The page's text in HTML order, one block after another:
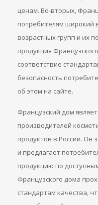
ценам. Во-вторых,
потребителям широкий
возрастных групп и их
продукция
соответствие
безопасность
об этом на сайте.
Французский дом
производителей
продуктов в России. Он
и предлагает
продукцию по
Французского дома
стандартам качества,